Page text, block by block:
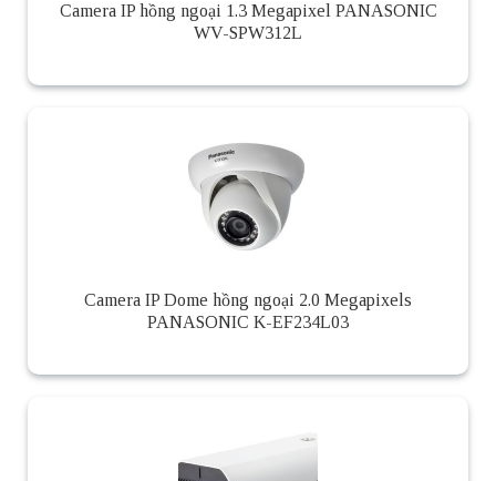
Camera IP hồng ngoại 1.3 Megapixel PANASONIC
WV-SPW312L
Camera IP Dome hồng ngoại 2.0 Megapixels
PANASONIC K-EF234L03